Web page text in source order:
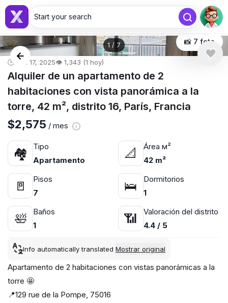
Start your search
1/ 7 📸 7 foto
🕒 dic. 17, 2025👁️ 1,343 (1 hoy)
Alquiler de un apartamento de 2
habitaciones con vista panorámica a la
torre, 42 m², distrito 16, París, Francia
$2,575 / mes
🏘
Tipo
Apartamento
📐
Área м²
42 m²
🚪
Pisos
7
🛌
Dormitorios
1
🛀
Baños
1
📶
Valoración del distrito
4.4 / 5
Info automatically translated Mostrar original
Apartamento de 2 habitaciones con vistas panorámicas a la
torre 🤩
📍129 rue de la Pompe, 75016